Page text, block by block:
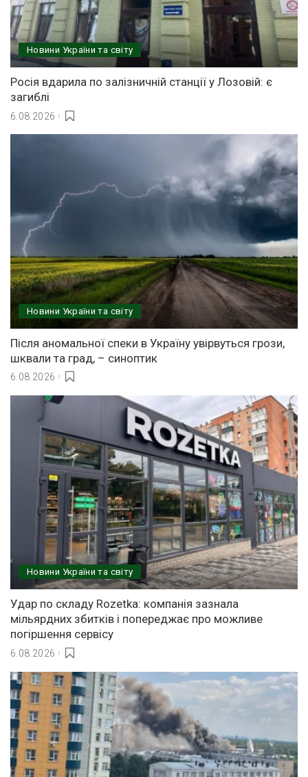
Новини України та світу
Росія вдарила по залізничній станції у Лозовій: є
загиблі
6.08.2026
Новини України та світу
Після аномальної спеки в Україну увірвуться грози,
шквали та град, – синоптик
6.08.2026
Новини України та світу
Удар по складу Rozetka: компанія зазнала
мільярдних збитків і попереджає про можливе
погіршення сервісу
6.08.2026